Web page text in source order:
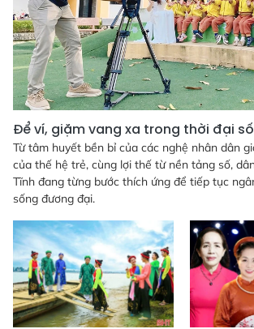
Để ví, giặm vang xa trong thời đại số
Từ tâm huyết bền bỉ của các nghệ nhân dân
của thế hệ trẻ, cùng lợi thế từ nền tảng số,
Tĩnh đang từng bước thích ứng để tiếp tục
sống đương đại.